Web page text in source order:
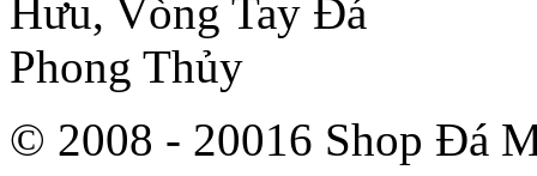
© 2008 - 20016 Shop Đá